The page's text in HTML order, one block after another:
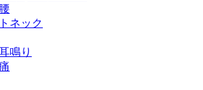
ネック
鳴り